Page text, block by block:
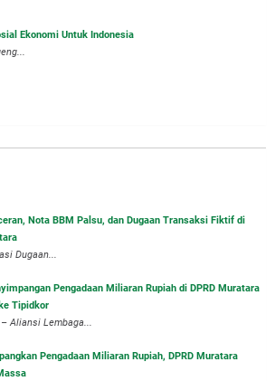
Ekonomi Untuk Indonesia
Nota BBM Palsu, dan Dugaan Transaksi Fiktif di
Dugaan...
Pengadaan Miliaran Rupiah di DPRD Muratara
Tipidkor
– Aliansi Lembaga...
Pengadaan Miliaran Rupiah, DPRD Muratara